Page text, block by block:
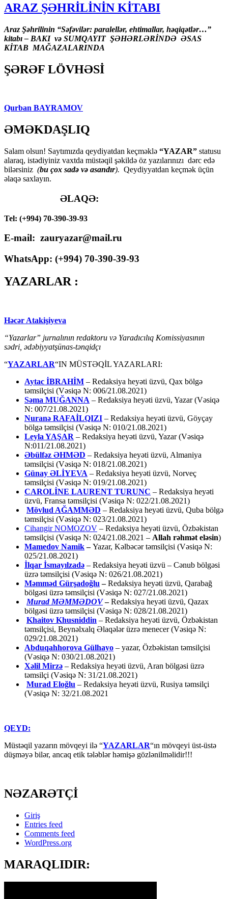
ARAZ ŞƏHRİLİNİN KİTABI
Araz Şəhrilinin “Səfəvilər: paralellər, ehtimallar, həqiqətlər…”
kitabı – BAKI və SUMQAYIT ŞƏHƏRLƏRİNDƏ ƏSAS
KİTAB MAĞAZALARINDA
ŞƏRƏF LÖVHƏSİ
Qurban BAYRAMOV
ƏMƏKDAŞLIQ
Salam olsun! Saytımızda qeydiyatdan keçməklə “YAZAR” statusu
alaraq, istədiyiniz vaxtda müstəqil şəkildə öz yazılarınızı dərc edə
bilərsiniz (bu çox sadə və asandır). Qeydiyyatdan keçmək üçün
əlaqə saxlayın.
ƏLAQƏ:
Tel: (+994) 70-390-39-93
E-mail: zauryazar@mail.ru
WhatsApp: (+994) 70-390-39-93
YAZARLAR :
Həcər Atakişiyeva
“Yazarlar” jurnalının redaktoru və Yaradıcılıq Komissiyasının
sədri, ədəbiyyatşünas-tənqidçı
“YAZARLAR“IN MÜSTƏQİL YAZARLARI:
Aytac İBRAHİM – Redaksiya heyəti üzvü, Qax bölgə
təmsilçisi (Vəsiqə N: 006/21.08.2021)
Səma MUĞANNA – Redaksiya heyəti üzvü, Yazar (Vəsiqə
N: 007/21.08.2021)
Nuranə RAFAİLQIZI – Redaksiya heyəti üzvü, Göyçay
bölgə təmsilçisi (Vəsiqə N: 010/21.08.2021)
Leyla YAŞAR – Redaksiya heyəti üzvü, Yazar (Vəsiqə
N:011/21.08.2021)
Əbülfəz ƏHMƏD – Redaksiya heyəti üzvü, Almaniya
təmsilçisi (Vəsiqə N: 018/21.08.2021)
Günay ƏLİYEVA – Redaksiya heyəti üzvü, Norveç
təmsilçisi (Vəsiqə N: 019/21.08.2021)
CAROLİNE LAURENT TURUNC – Redaksiya heyəti
üzvü, Fransa təmsilçisi (Vəsiqə N: 022/21.08.2021)
Mövlud AĞAMMƏD – Redaksiya heyəti üzvü, Quba bölgə
təmsilçisi (Vəsiqə N: 023/21.08.2021)
Cihangir NOMOZOV – Redaksiya heyəti üzvü, Özbəkistan
təmsilçisi (Vəsiqə N: 024/21.08.2021 – Allah rəhmət eləsin)
Mamedov Namik–Yazar, Kəlbəcər təmsilçisi (Vəsiqə N:
025/21.08.2021)
İlqar İsmayılzadə – Redaksiya heyəti üzvü – Cənub bölgəsi
üzrə təmsilçisi (Vəsiqə N: 026/21.08.2021)
Məmməd Gürşadoğlu –Redaksiya heyəti üzvü, Qarabağ
bölgəsi üzrə təmsilçisi (Vəsiqə N: 027/21.08.2021)
Murad MƏMMƏDOV –Redaksiya heyəti üzvü, Qazax
bölgəsi üzrə təmsilçisi (Vəsiqə N: 028/21.08.2021)
Khaitov Khusniddin – Redaksiya heyəti üzvü, Özbəkistan
təmsilçisi, Beynəlxalq Əlaqələr üzrə menecer (Vəsiqə N:
029/21.08.2021)
Abduqahhorova Gülhayo – yazar, Özbəkistan təmsilçisi
(Vəsiqə N: 030/21.08.2021)
Xəlil Mirzə – Redaksiya heyəti üzvü, Aran bölgəsi üzrə
təmsilçi (Vəsiqə N: 31/21.08.2021)
Murad Eloğlu – Redaksiya heyəti üzvü, Rusiya təmsilçi
(Vəsiqə N: 32/21.08.2021
QEYD:
Müstəqil yazarın mövqeyi ilə “YAZARLAR“ın mövqeyi üst-üstə
düşməyə bilər, ancaq etik tələblər həmişə gözlənilməlidir!!!
NƏZARƏTÇİ
Giriş
Entries feed
Comments feed
WordPress.org
MARAQLIDIR: